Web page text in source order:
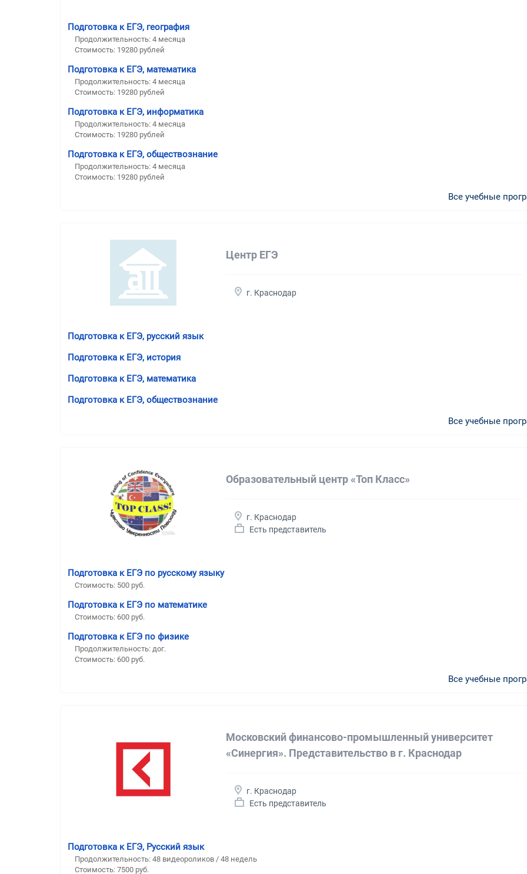
Подготовка к ЕГЭ, география
Продолжительность: 4 месяца
Стоимость: 19280 рублей
Подготовка к ЕГЭ, математика
Продолжительность: 4 месяца
Стоимость: 19280 рублей
Подготовка к ЕГЭ, информатика
Продолжительность: 4 месяца
Стоимость: 19280 рублей
Подготовка к ЕГЭ, обществознание
Продолжительность: 4 месяца
Стоимость: 19280 рублей
Все учебные
Центр ЕГЭ
г. Краснодар
Подготовка к ЕГЭ, русский язык
Подготовка к ЕГЭ, история
Подготовка к ЕГЭ, математика
Подготовка к ЕГЭ, обществознание
Все учебные
Образовательный центр «Топ Класс»
г. Краснодар
Есть представитель
Подготовка к ЕГЭ по русскому языку
Стоимость: 500 руб.
Подготовка к ЕГЭ по математике
Стоимость: 600 руб.
Подготовка к ЕГЭ по физике
Продолжительность: дог.
Стоимость: 600 руб.
Все учебные
Московский финансово-промышленный университет
«Синергия». Представительство в г. Краснодар
г. Краснодар
Есть представитель
Подготовка к ЕГЭ, Русский язык
Продолжительность: 48 видеороликов / 48 недель
Стоимость: 7500 руб.